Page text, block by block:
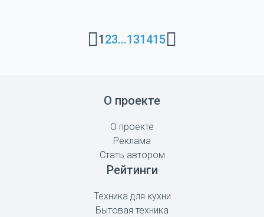
123...131415
О проекте
О проекте
Реклама
Стать автором
Рейтинги
Техника для кухни
Бытовая техника